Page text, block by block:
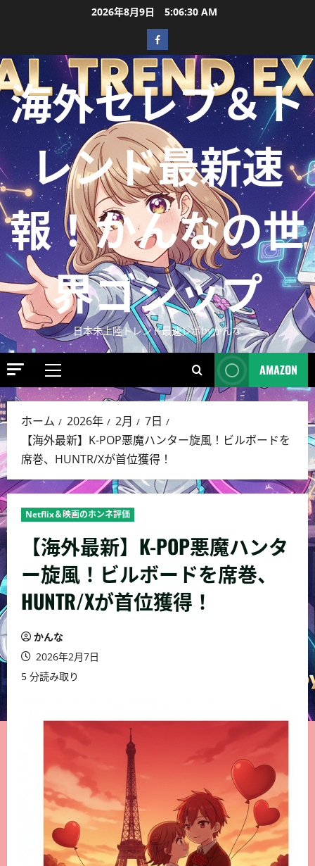
2026年8月9日 5:06:32 AM
海外セレブ＆ト
レンド最新速
報！かんなの世
界ゴシップ
日本未上陸トレンド最速レポbyかんな
AMAZON
ホーム 2026年 2月
7日
【海外最新】K-POP悪魔ハンター旋風！ビルボードを
席巻、HUNTR/Xが首位獲得！
Netflix＆映画のホンネ評価
【海外最新】K-POP悪魔ハンタ
ー旋風！ビルボードを席巻、
HUNTR/Xが首位獲得！
かんな
2026年2月7日
5 分読み取り